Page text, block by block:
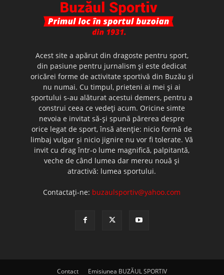
Acest site a apărut din dragoste pentru sport,
din pasiune pentru jurnalism şi este dedicat
oricărei forme de activitate sportivă din Buzău şi
nu numai. Cu timpul, prieteni ai mei şi ai
sportului s-au alăturat acestui demers, pentru a
construi ceea ce vedeţi acum. Oricine simte
nevoia e invitat să-şi spună părerea despre
orice legat de sport, însă atenţie: nicio formă de
limbaj vulgar şi nicio jignire nu vor fi tolerate. Vă
invit cu drag într-o lume magnifică, palpitantă,
veche de când lumea dar mereu nouă şi
atractivă: lumea sportului.
Contactați-ne: buzaulsportiv@yahoo.com
Contact Emisiunea BUZĂUL SPORTIV